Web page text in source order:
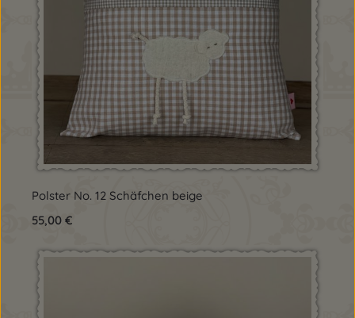
Polster No. 12 Schäfchen beige
Regulärer Preis:
55,00 €